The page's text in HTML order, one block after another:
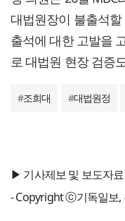
대법원장이 불출석
출석에 대한 고발을
로 대법원 현장 검증
#조희대 #대법원정
▶ 기사제보 및 보도자
- Copyright ⓒ기독일보,